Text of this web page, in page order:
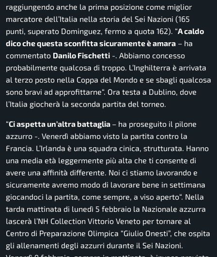
raggiungendo anche la prima posizione come miglior
marcatore dell’Italia nella storia del Sei Nazioni (165
punti, superato Dominguez, fermo a quota 162). “A caldo
dico che questa sconfitta sicuramente è amara – ha
commentato Danilo Fischetti -. Abbiamo concesso
probabilmente qualcosa di troppo. L’Inghilterra è arrivata
al terzo posto nella Coppa del Mondo e se sbagli qualcosa
sono bravi ad approfittarne“. Ora testa a Dublino, dove
l’Italia giocherà la seconda partita del torneo.
“Ci aspetta un’altra battaglia – ha proseguito il pilone
azzurro -. Venerdì abbiamo visto la partita contro la
Francia. L’Irlanda è una squadra cinica, strutturata. Hanno
una media età leggermente più alta che ti consente di
avere una affinità differente. Noi ci stiamo lavorando e
sicuramente avremo modo di lavorare bene in settimana
giocandoci la partita, come sempre, a viso aperto“. Nella
tarda mattinata di lunedì 5 febbraio la Nazionale azzurra
lascerà l’NH Collection Vittorio Veneto per tornare al
Centro di Preparazione Olimpica “Giulio Onesti”, che ospita
gli allenamenti degli azzurri durante il Sei Nazioni.